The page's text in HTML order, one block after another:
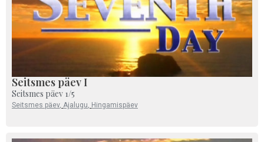
Seitsmes päev I
Seitsmes päev 1/5
Seitsmes päev, Ajalugu Hingamispäev